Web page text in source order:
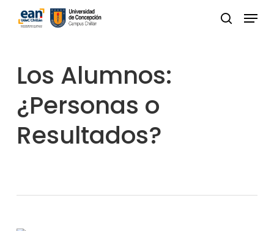
content
buscar
Menu
Los Alumnos:
¿Personas o
Resultados?